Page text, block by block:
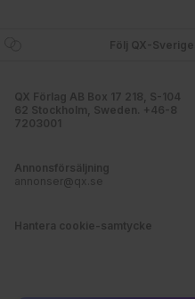
Följ QX-
QX Förlag AB Box 17 218, S-104
62 Stockholm, Sweden. +46-8
7203001
Annonsförsäljning
annonser@qx.se
Hantera cookie-samtycke